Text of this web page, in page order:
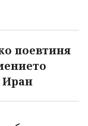
поевтиня